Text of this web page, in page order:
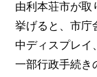
由利本荘市が取
挙げると、市庁
中ディスプレイ
一部行政手続き